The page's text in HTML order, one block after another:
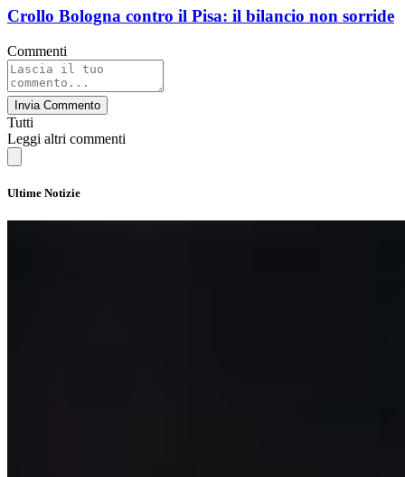
Crollo Bologna contro il Pisa: il bilancio non sorride
Commenti
Invia Commento
Tutti
Leggi altri commenti
Ultime Notizie